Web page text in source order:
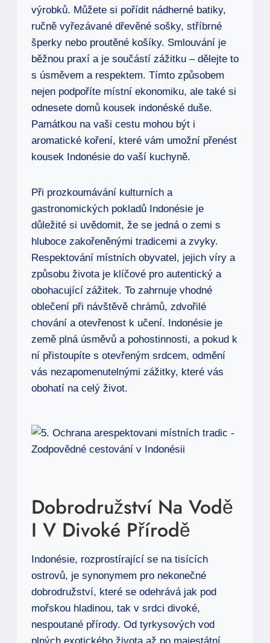
výrobků. Můžete si pořídit nádherné batiky,
ručně vyřezávané dřevěné sošky, stříbrné
šperky nebo proutěné košíky. Smlouvání je
běžnou praxí a je součástí zážitku – dělejte to
s úsměvem a respektem. Tímto způsobem
nejen podpoříte místní ekonomiku, ale také si
odnesete domů kousek indonéské duše.
Památkou na vaši cestu mohou být i
aromatické koření, které vám umožní přenést
kousek Indonésie do vaší kuchyně.
Při prozkoumávání kulturních a
gastronomických pokladů Indonésie je
důležité si uvědomit, že se jedná o zemi s
hluboce zakořeněnými tradicemi a zvyky.
Respektování místních obyvatel, jejich víry a
způsobu života je klíčové pro autentický a
obohacující zážitek. To zahrnuje vhodné
oblečení při návštěvě chrámů, zdvořilé
chování a otevřenost k učení. Indonésie je
země plná úsměvů a pohostinnosti, a pokud k
ní přistoupíte s otevřeným srdcem, odmění
vás nezapomenutelnými zážitky, které vás
obohatí na celý život.
Dobrodružství Na Vodě
I V Divoké Přírodě
Indonésie, rozprostírající se na tisících
ostrovů, je synonymem pro nekonečné
dobrodružství, které se odehrává jak pod
mořskou hladinou, tak v srdci divoké,
nespoutané přírody. Od tyrkysových vod